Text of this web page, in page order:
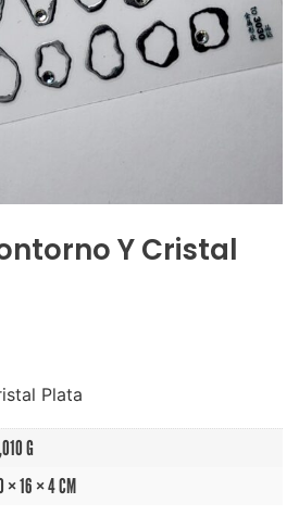
Y Cristal
Plata
G
× 16 × 4 CM